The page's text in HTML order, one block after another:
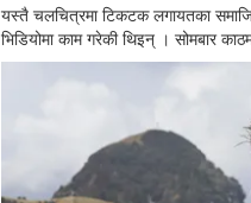
यस्तै चलचित्रमा टिकटक लगायतका
भिडियोमा काम गरेकी थिइन् । सोमबार